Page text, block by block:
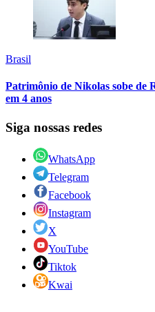
Brasil
Patrimônio de Nikolas sobe de
em 4 anos
Siga nossas redes
WhatsApp
Telegram
Facebook
Instagram
X
YouTube
Tiktok
Kwai